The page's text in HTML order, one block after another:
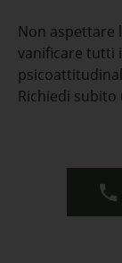
Non
vanificare tutti
Richiedi